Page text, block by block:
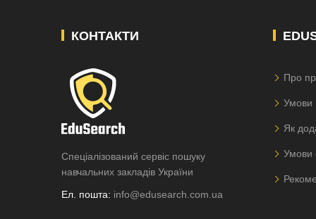
КОНТАКТИ
Спеціалізований сервіс пошуку
навчальних закладів України
Ел. пошта: info@edusearch.com.ua
Про
Умови
Як
Умови